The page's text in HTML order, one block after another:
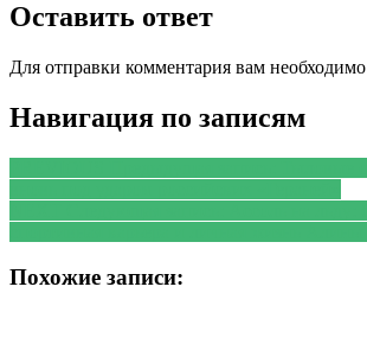
Оставить ответ
Для отправки комментария вам необходимо
Навигация по записям
Похожие записи: